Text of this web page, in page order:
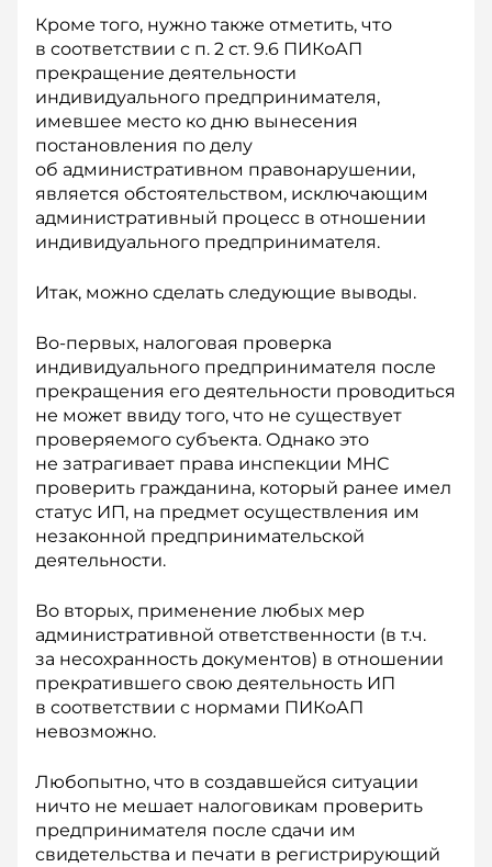
Кроме того, нужно также отметить, что
в соответствии с п. 2 ст. 9.6 ПИКоАП
прекращение деятельности
индивидуального предпринимателя,
имевшее место ко дню вынесения
постановления по делу
об административном правонарушении,
является обстоятельством, исключающим
административный процесс в отношении
индивидуального предпринимателя.
Итак, можно сделать следующие выводы.
Во-первых, налоговая проверка
индивидуального предпринимателя после
прекращения его деятельности проводиться
не может ввиду того, что не существует
проверяемого субъекта. Однако это
не затрагивает права инспекции МНС
проверить гражданина, который ранее имел
статус ИП, на предмет осуществления им
незаконной предпринимательской
деятельности.
Во вторых, применение любых мер
административной ответственности (в т.ч.
за несохранность документов) в отношении
прекратившего свою деятельность ИП
в соответствии с нормами ПИКоАП
невозможно.
Любопытно, что в создавшейся ситуации
ничто не мешает налоговикам проверить
предпринимателя после сдачи им
свидетельства и печати в регистрирующий